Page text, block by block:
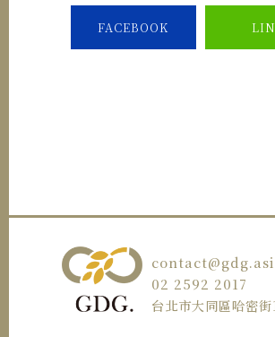
FACEBOOK
02 2592 2017
台北市大同區哈密